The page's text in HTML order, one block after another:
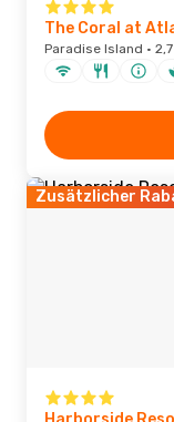
The Coral at
Paradise Island ·
Zusätzlicher